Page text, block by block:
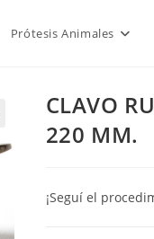
Prótesis Animales
CLAVO
220 MM.
¡Seguí el